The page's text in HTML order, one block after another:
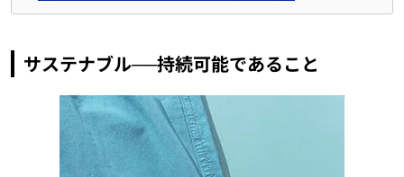
サステナブル──持続可能であること